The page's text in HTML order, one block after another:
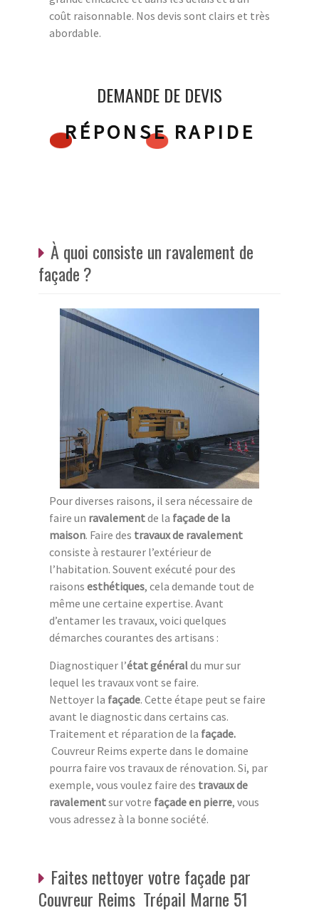
coût raisonnable. Nos devis sont clairs et très
abordable.
DEMANDE DE DEVIS
RÉPONSE RAPIDE
À quoi consiste un ravalement de
façade ?
Pour diverses raisons, il sera nécessaire de
faire un ravalementde la façade de la
maison. Faire des travaux de ravalement
consiste à restaurer l’extérieur de
l’habitation. Souvent exécuté pour des
raisons esthétiques, cela demande tout de
même une certaine expertise. Avant
d’entamer les travaux, voici quelques
démarches courantes des artisans :
Diagnostiquer l’état généraldu mur sur
lequel les travaux vont se faire.
Nettoyer la façade. Cette étape peut se faire
avant le diagnostic dans certains cas.
Traitement et réparation de la façade.
Couvreur Reims experte dans le domaine
pourra faire vos travaux de rénovation. Si, par
exemple, vous voulez faire des travaux de
ravalementsur votre façade en pierre, vous
vous adressez à la bonne société.
Faites nettoyer votre façade par
Couvreur Reims Trépail Marne 51